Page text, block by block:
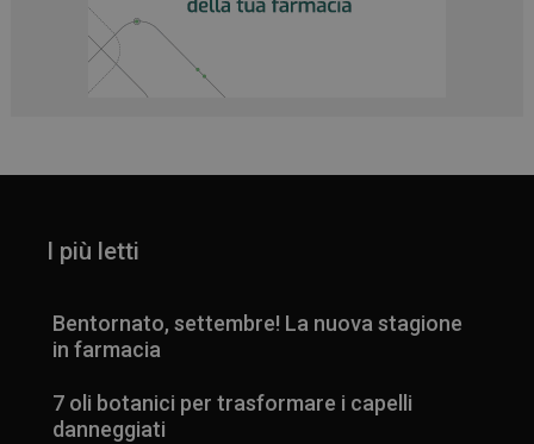
I più letti
Bentornato, settembre! La nuova stagione
in farmacia
7 oli botanici per trasformare i capelli
danneggiati